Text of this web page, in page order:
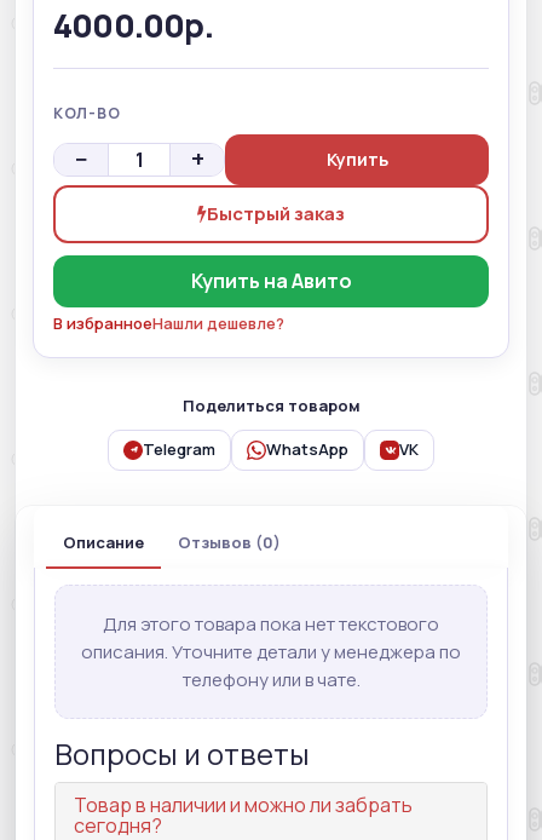
4000.00р.
КОЛ-ВО
− + Купить
Быстрый заказ
Купить на Авито
В избранноеНашли дешевле?
Поделиться товаром
Telegram WhatsApp VK
Описание Отзывов (0)
Для этого товара пока нет текстового
описания. Уточните детали у менеджера по
телефону или в чате.
Вопросы и ответы
Товар в наличии и можно ли забрать
сегодня?